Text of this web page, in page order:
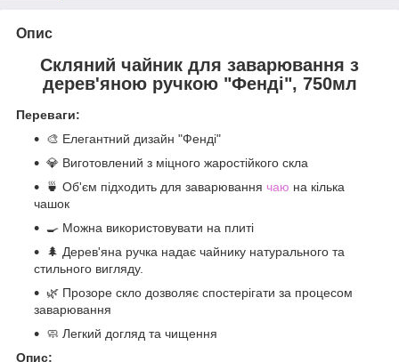
Опис
Скляний чайник для заварювання з
дерев'яною ручкою "Фенді", 750мл
Переваги:
🎨 Елегантний дизайн "Фенді"
💎 Виготовлений з міцного жаростійкого скла
🍵 Об'єм підходить для заварювання чаю на кілька
чашок
🍳 Можна використовувати на плиті
🌲 Дерев'яна ручка надає чайнику натурального та
стильного вигляду.
🌿 Прозоре скло дозволяє спостерігати за процесом
заварювання
🧼 Легкий догляд та чищення
Опис: